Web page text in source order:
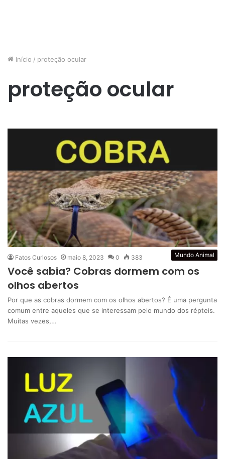
Início / proteção ocular
proteção ocular
Mundo Animal
Fatos Curiosos maio 8, 2023 0 383
Você sabia? Cobras dormem com os
olhos abertos
Por que as cobras dormem com os olhos abertos? É uma pergunta
comum entre aqueles que se interessam pelo mundo dos répteis.
Muitas vezes,…